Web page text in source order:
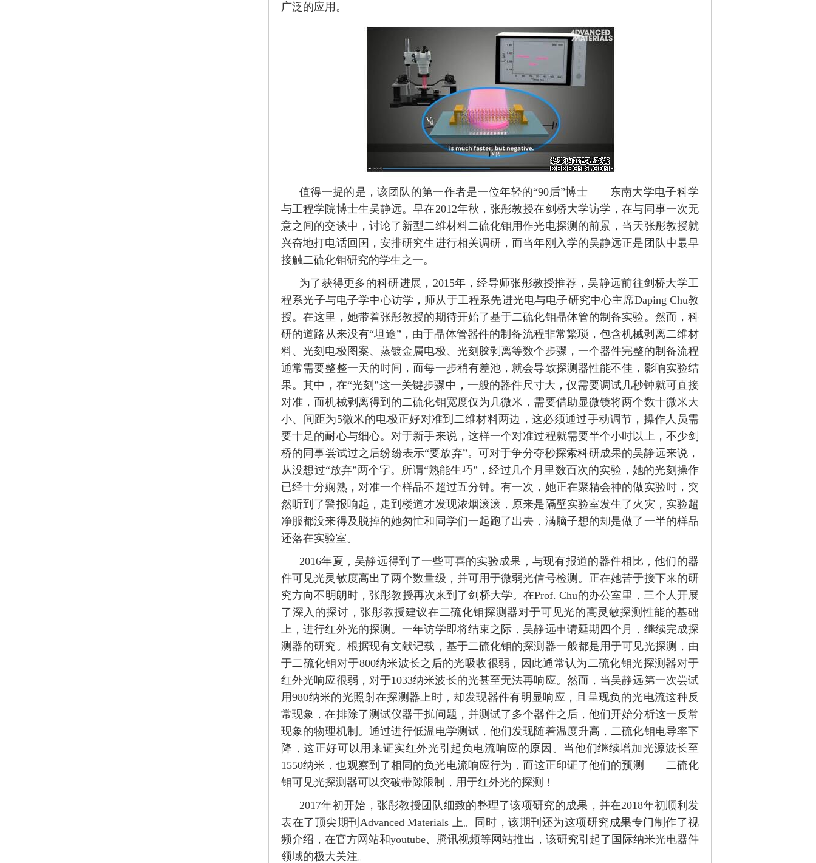
广泛的应用。
值得一提的是，该团队的第一作者是一位年轻的“90后”博士——东南大学电子科学
与工程学院博士生吴静远。早在2012年秋，张彤教授在剑桥大学访学，在与同事一次无
意之间的交谈中，讨论了新型二维材料二硫化钼用作光电探测的前景，当天张彤教授就
兴奋地打电话回国，安排研究生进行相关调研，而当年刚入学的吴静远正是团队中最早
接触二硫化钼研究的学生之一。
为了获得更多的科研进展，2015年，经导师张彤教授推荐，吴静远前往剑桥大学工
程系光子与电子学中心访学，师从于工程系先进光电与电子研究中心主席Daping Chu教
授。在这里，她带着张彤教授的期待开始了基于二硫化钼晶体管的制备实验。然而，科
研的道路从来没有“坦途”，由于晶体管器件的制备流程非常繁琐，包含机械剥离二维材
料、光刻电极图案、蒸镀金属电极、光刻胶剥离等数个步骤，一个器件完整的制备流程
通常需要整整一天的时间，而每一步稍有差池，就会导致探测器性能不佳，影响实验结
果。其中，在“光刻”这一关键步骤中，一般的器件尺寸大，仅需要调试几秒钟就可直接
对准，而机械剥离得到的二硫化钼宽度仅为几微米，需要借助显微镜将两个数十微米大
小、间距为5微米的电极正好对准到二维材料两边，这必须通过手动调节，操作人员需
要十足的耐心与细心。对于新手来说，这样一个对准过程就需要半个小时以上，不少剑
桥的同事尝试过之后纷纷表示“要放弃”。可对于争分夺秒探索科研成果的吴静远来说，
从没想过“放弃”两个字。所谓“熟能生巧”，经过几个月里数百次的实验，她的光刻操作
已经十分娴熟，对准一个样品不超过五分钟。有一次，她正在聚精会神的做实验时，突
然听到了警报响起，走到楼道才发现浓烟滚滚，原来是隔壁实验室发生了火灾，实验超
净服都没来得及脱掉的她匆忙和同学们一起跑了出去，满脑子想的却是做了一半的样品
还落在实验室。
2016年夏，吴静远得到了一些可喜的实验成果，与现有报道的器件相比，他们的器
件可见光灵敏度高出了两个数量级，并可用于微弱光信号检测。正在她苦于接下来的研
究方向不明朗时，张彤教授再次来到了剑桥大学。在Prof. Chu的办公室里，三个人开展
了深入的探讨，张彤教授建议在二硫化钼探测器对于可见光的高灵敏探测性能的基础
上，进行红外光的探测。一年访学即将结束之际，吴静远申请延期四个月，继续完成探
测器的研究。根据现有文献记载，基于二硫化钼的探测器一般都是用于可见光探测，由
于二硫化钼对于800纳米波长之后的光吸收很弱，因此通常认为二硫化钼光探测器对于
红外光响应很弱，对于1033纳米波长的光甚至无法再响应。然而，当吴静远第一次尝试
用980纳米的光照射在探测器上时，却发现器件有明显响应，且呈现负的光电流这种反
常现象，在排除了测试仪器干扰问题，并测试了多个器件之后，他们开始分析这一反常
现象的物理机制。通过进行低温电学测试，他们发现随着温度升高，二硫化钼电导率下
降，这正好可以用来证实红外光引起负电流响应的原因。当他们继续增加光源波长至
1550纳米，也观察到了相同的负光电流响应行为，而这正印证了他们的预测——二硫化
钼可见光探测器可以突破带隙限制，用于红外光的探测！
2017年初开始，张彤教授团队细致的整理了该项研究的成果，并在2018年初顺利发
表在了顶尖期刊Advanced Materials 上。同时，该期刊还为这项研究成果专门制作了视
频介绍，在官方网站和youtube、腾讯视频等网站推出，该研究引起了国际纳米光电器件
领域的极大关注。